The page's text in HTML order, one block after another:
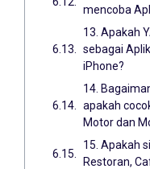
mencoba
13. Apakah
sebagai
iPhone?
14.
apakah
Motor dan
15. Apakah
Restoran,